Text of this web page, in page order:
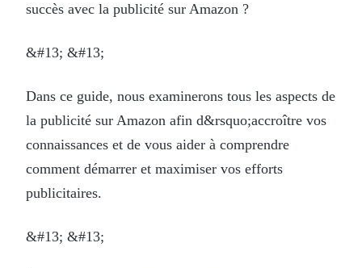
succès avec la publicité sur Amazon ?
&#13; &#13;
Dans ce guide, nous examinerons tous les aspects de
la publicité sur Amazon afin d&rsquo;accroître vos
connaissances et de vous aider à comprendre
comment démarrer et maximiser vos efforts
publicitaires.
&#13; &#13;